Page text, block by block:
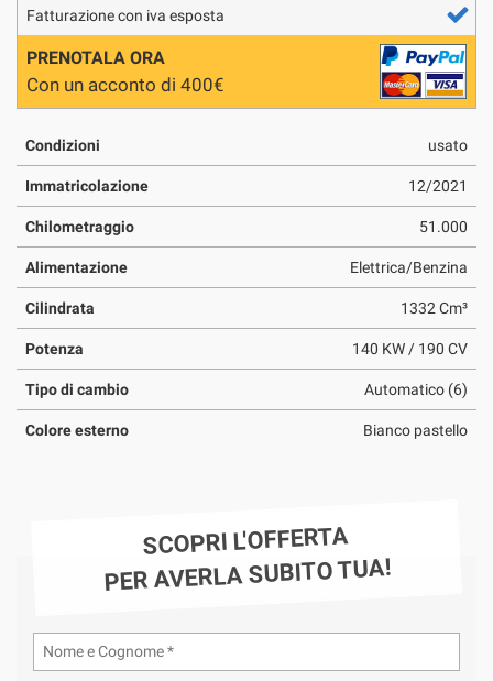
Fatturazione con iva esposta
PRENOTALA ORA
Con un acconto di 400€
Condizioni usato
Immatricolazione 12/2021
Chilometraggio 51.000
Alimentazione Elettrica/Benzina
Cilindrata 1332 Cm³
Potenza 140 KW / 190 CV
Tipo di cambio Automatico (6)
Colore esterno Bianco pastello
SCOPRI L'OFFERTA
PER AVERLA SUBITO TUA!
questi
di
tracciamento
si
alla
policy.
Puoi
e
modificare
le
tue
scelte
in
qualsiasi
Cookie necessari
Cookie delle preferenze